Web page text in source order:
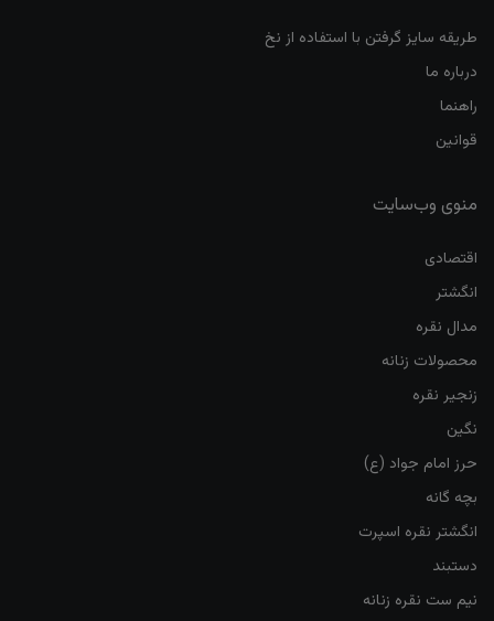
طریقه سایز گرفتن با استفاده از نخ
درباره ما
راهنما
قوانین
منوی وب‌سایت
اقتصادی
انگشتر
مدال نقره
محصولات زنانه
زنجیر نقره
نگین
حرز امام جواد (ع)
بچه گانه
انگشتر نقره اسپرت
دستبند
نیم ست نقره زنانه